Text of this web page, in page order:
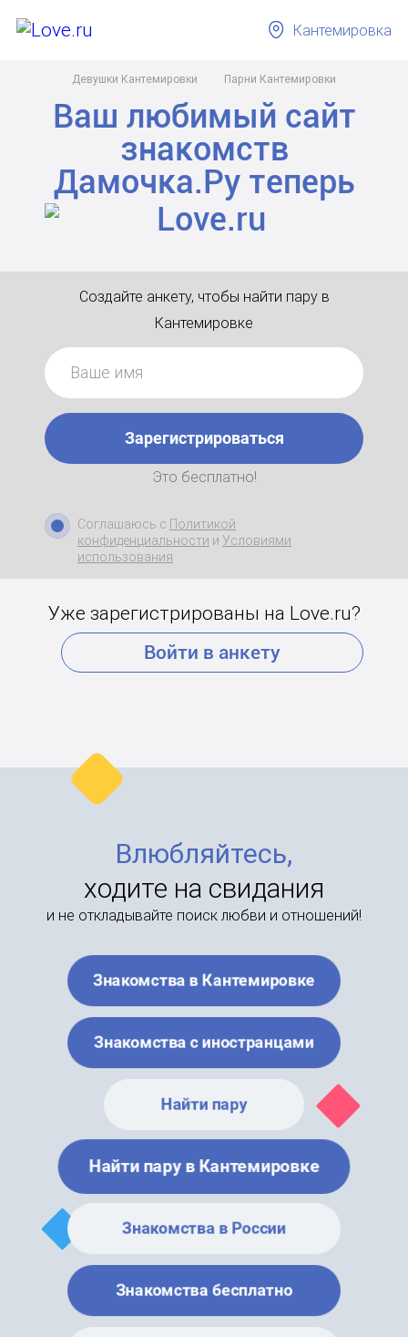
Девушки Кантемировки Парни Кантемировки
Кантемировка
Ваш любимый сайт
знакомств
Дамочка.Рутеперь
Создайте анкету, чтобы найти пару в
Кантемировке
Зарегистрироваться
Это бесплатно!
Соглашаюсь с Политикой
конфиденциальности и Условиями
использования
Уже зарегистрированы на Love.ru?
Войти в анкету
Влюбляйтесь,
ходите на свидания
и не откладывайте поиск любви и отношений!
Знакомства в Кантемировке
Знакомства с иностранцами
Найти пару
Найти пару в Кантемировке
Знакомства в России
Знакомства бесплатно